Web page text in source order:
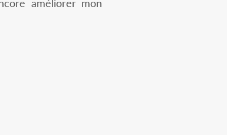
améliorer mon